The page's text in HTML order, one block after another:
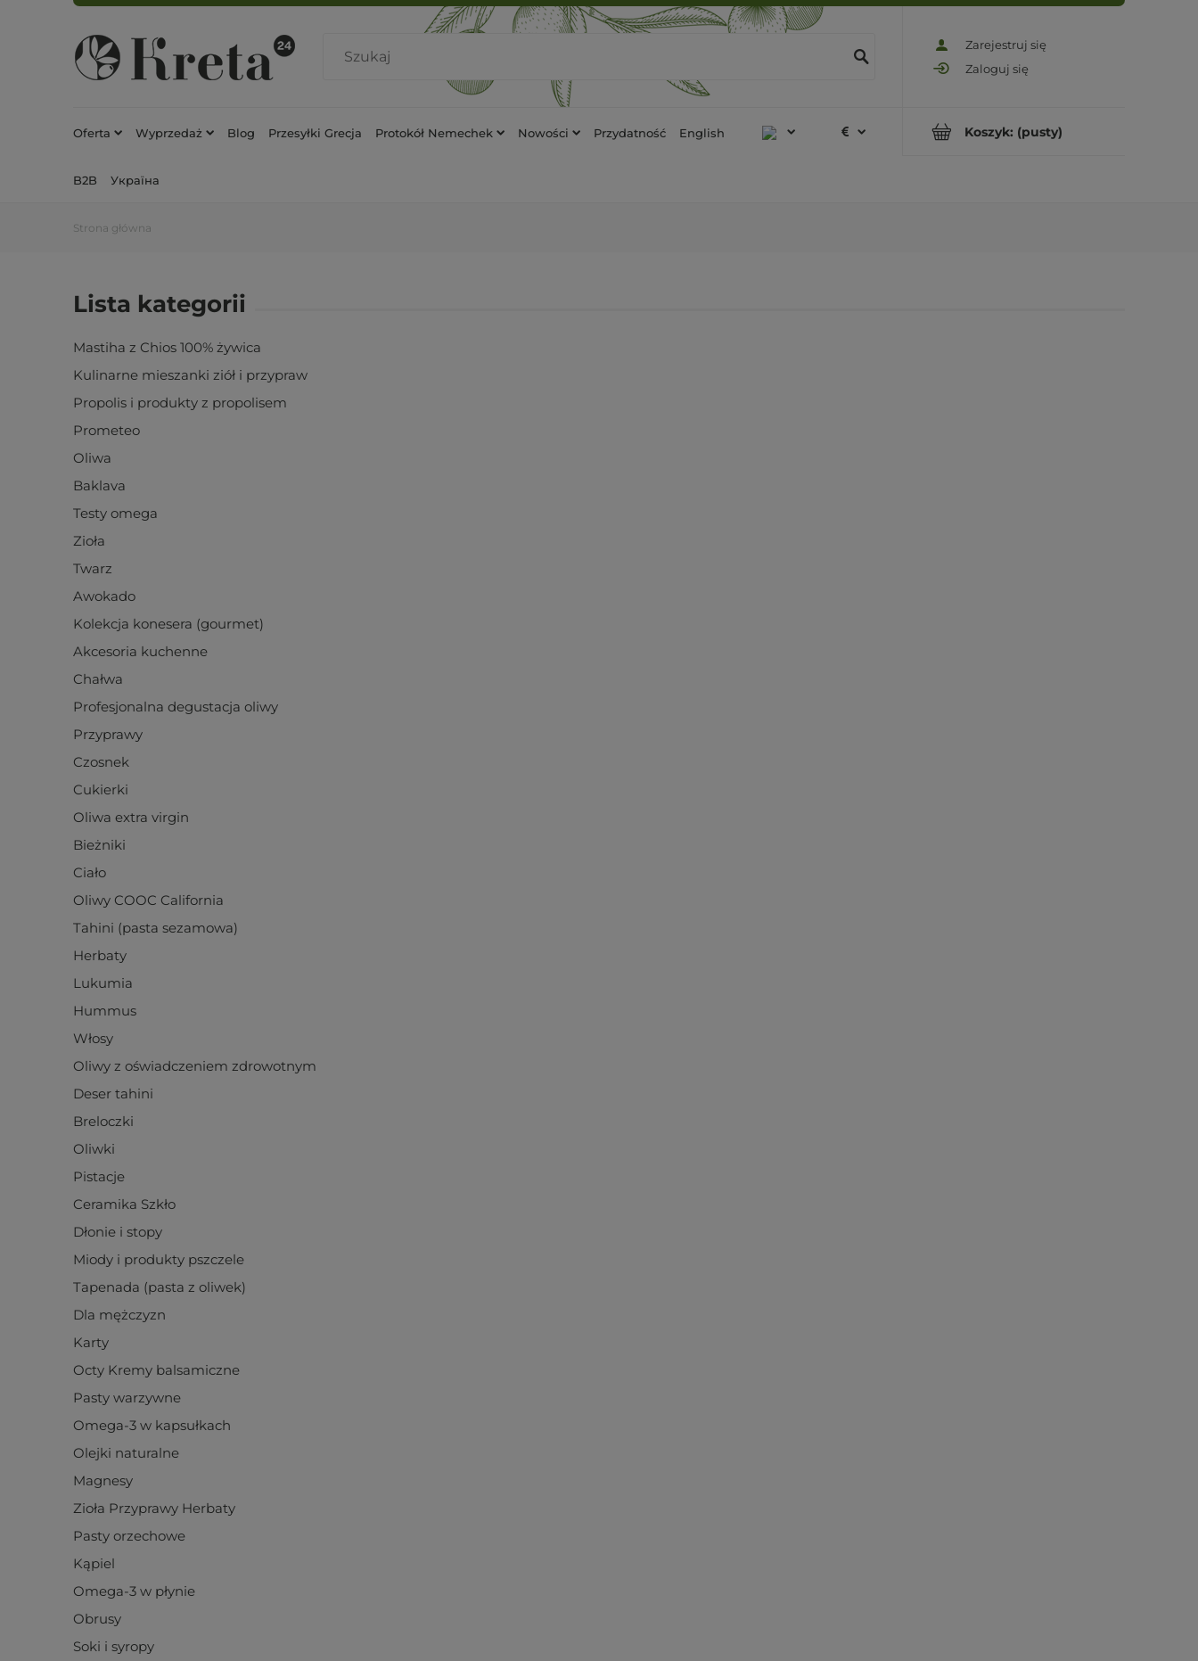
Zarejestruj się
Zaloguj się
Koszyk: (pusty)
Oferta Wyprzedaż Blog Przesyłki Grecja Protokół Nemechek Nowości Przydatność English
B2B Україна
Strona główna
Lista kategorii
Mastiha z Chios 100% żywica
Kulinarne mieszanki ziół i przypraw
Propolis i produkty z propolisem
Prometeo
Oliwa
Baklava
Testy omega
Zioła
Twarz
Awokado
Kolekcja konesera (gourmet)
Akcesoria kuchenne
Chałwa
Profesjonalna degustacja oliwy
Przyprawy
Czosnek
Cukierki
Oliwa extra virgin
Bieżniki
Ciało
Oliwy COOC California
Tahini (pasta sezamowa)
Herbaty
Lukumia
Hummus
Włosy
Oliwy z oświadczeniem zdrowotnym
Deser tahini
Breloczki
Oliwki
Pistacje
Ceramika Szkło
Dłonie i stopy
Miody i produkty pszczele
Tapenada (pasta z oliwek)
Dla mężczyzn
Karty
Octy Kremy balsamiczne
Pasty warzywne
Omega-3 w kapsułkach
Olejki naturalne
Magnesy
Zioła Przyprawy Herbaty
Pasty orzechowe
Kąpiel
Omega-3 w płynie
Obrusy
Soki i syropy